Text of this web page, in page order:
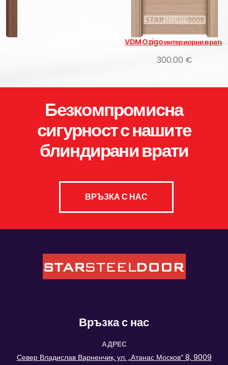
VDM Ozigo интериорни врати
Безкомпромисна
сигурност с нашите
блиндирани врати
ВРЪЗКА С НАС
Връзка с нас
АДРЕС
Север Владислав Варненчик, ул. „Атанас Москов“ 8, 9009